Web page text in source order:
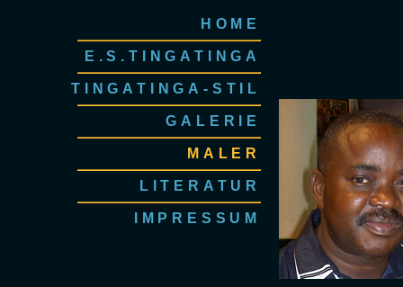
HOME
E.S.TINGATINGA
TINGATINGA-STIL
GALERIE
MALER
LITERATUR
IMPRESSUM